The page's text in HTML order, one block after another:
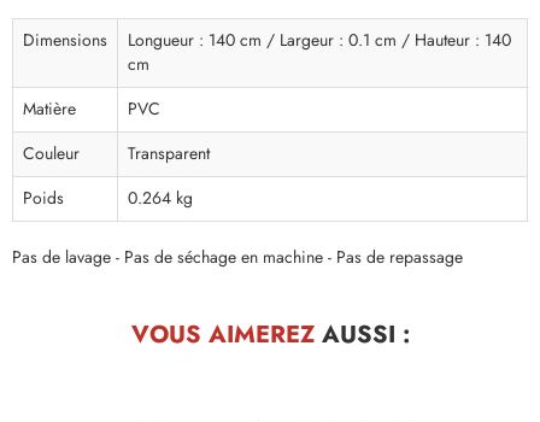
Dimensions
Longueur : 140 cm / Largeur : 0.1 cm / Hauteur : 140
cm
Matière
PVC
Couleur
Transparent
Poids
0.264 kg
Pas de lavage - Pas de séchage en machine - Pas de repassage
VOUS AIMEREZAUSSI :